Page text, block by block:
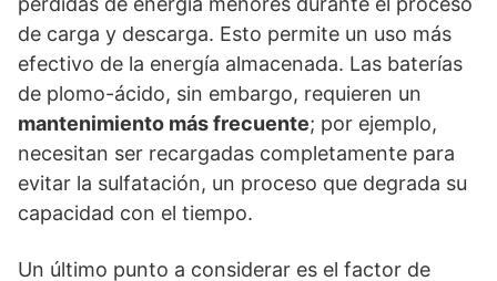
de carga y descarga. Esto permite un uso más
efectivo de la energía almacenada. Las baterías
de plomo-ácido, sin embargo, requieren un
mantenimiento más frecuente; por ejemplo,
necesitan ser recargadas completamente para
evitar la sulfatación, un proceso que degrada su
capacidad con el tiempo.
Un último punto a considerar es el factor de